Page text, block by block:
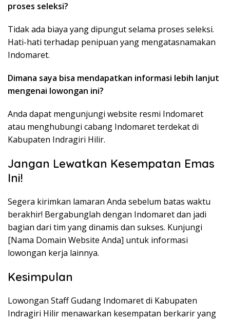
proses seleksi?
Tidak ada biaya yang dipungut selama proses seleksi.
Hati-hati terhadap penipuan yang mengatasnamakan
Indomaret.
Dimana saya bisa mendapatkan informasi lebih lanjut
mengenai lowongan ini?
Anda dapat mengunjungi website resmi Indomaret
atau menghubungi cabang Indomaret terdekat di
Kabupaten Indragiri Hilir.
Jangan Lewatkan Kesempatan Emas
Ini!
Segera kirimkan lamaran Anda sebelum batas waktu
berakhir! Bergabunglah dengan Indomaret dan jadi
bagian dari tim yang dinamis dan sukses. Kunjungi
[Nama Domain Website Anda] untuk informasi
lowongan kerja lainnya.
Kesimpulan
Lowongan Staff Gudang Indomaret di Kabupaten
Indragiri Hilir menawarkan kesempatan berkarir yang